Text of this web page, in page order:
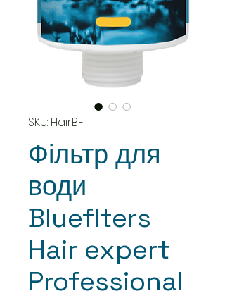
SKU: HairBF
Фільтр для
води
Blueflters
Hair expert
Professional